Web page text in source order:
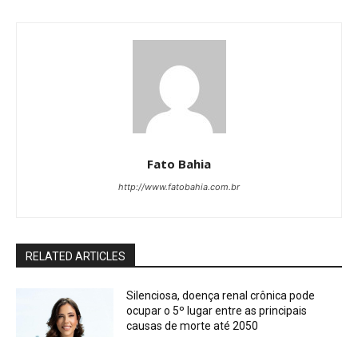
Fato Bahia
http://www.fatobahia.com.br
RELATED ARTICLES
Silenciosa, doença renal crônica pode
ocupar o 5º lugar entre as principais
causas de morte até 2050